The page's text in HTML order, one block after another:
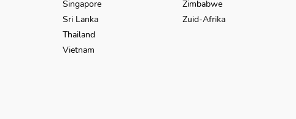
Singapore
Sri Lanka
Thailand
Vietnam
Zimbabwe
Zuid-Afrika